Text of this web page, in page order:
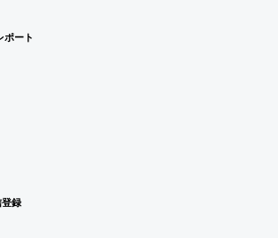
ポート
録